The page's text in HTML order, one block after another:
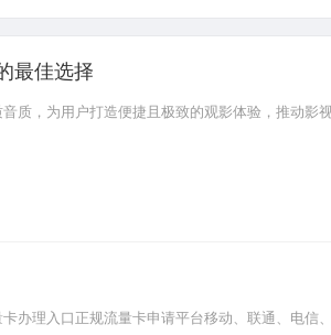
最佳选择
质，为用户打造便捷且极致的观影体验，推动影
办理入口正规流量卡申请平台移动、联通、电信